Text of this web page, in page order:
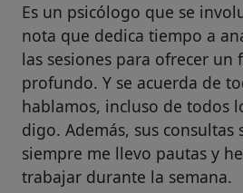
Es un psicólogo que se
nota que dedica tiempo a
las sesiones para ofrecer un
profundo. Y se acuerda de
hablamos, incluso de todos
digo. Además, sus consultas
siempre me llevo pautas y
trabajar durante la semana.